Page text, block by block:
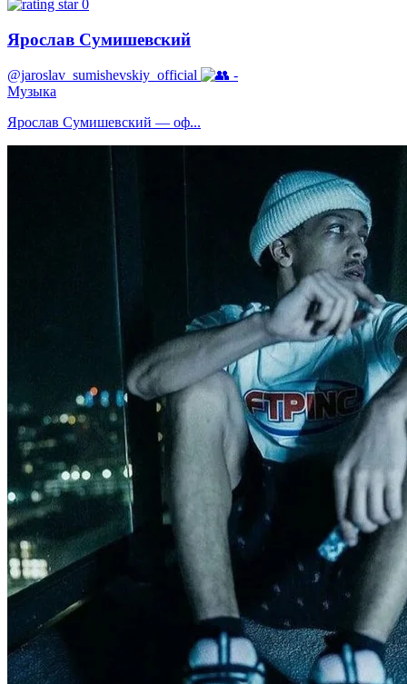
0
Ярослав Сумишевский
@jaroslav_sumishevskiy_official
-
Музыка
Ярослав Сумишевский — оф...